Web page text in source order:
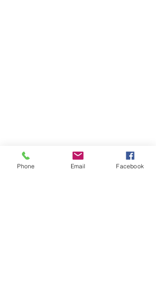
Phone Email Facebook